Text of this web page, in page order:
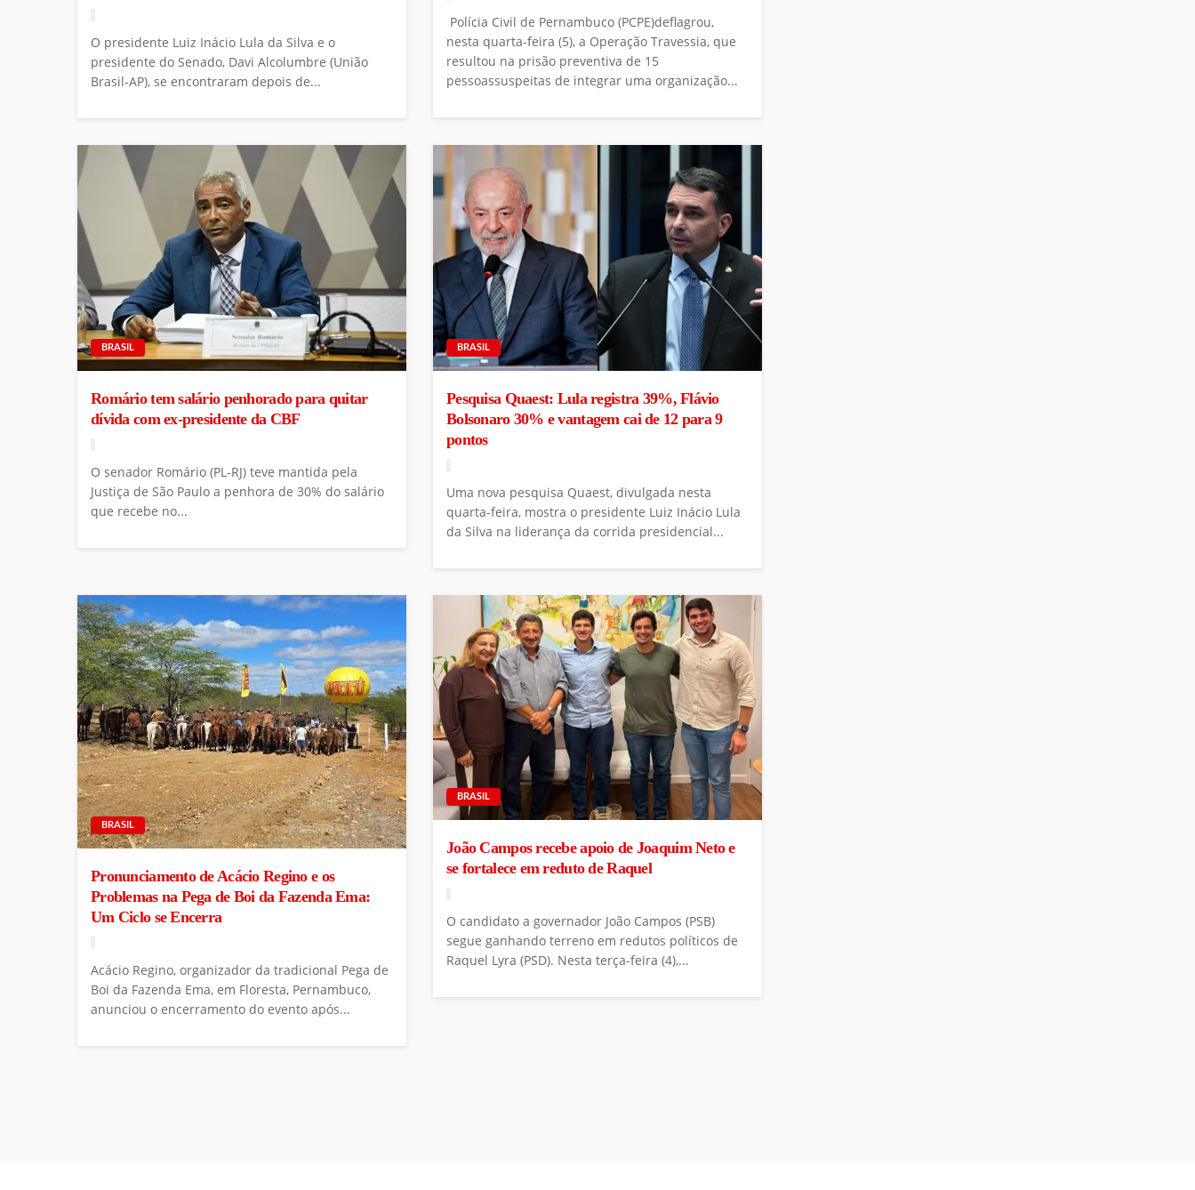
O presidente Luiz Inácio Lula da Silva e o
presidente do Senado, Davi Alcolumbre (União
Brasil-AP), se encontraram depois de...
Polícia Civil de Pernambuco (PCPE)deflagrou,
nesta quarta-feira (5), a Operação Travessia, que
resultou na prisão preventiva de 15
pessoassuspeitas de integrar uma organização...
BRASIL
Romário tem salário penhorado para quitar
dívida com ex-presidente da CBF
O senador Romário (PL-RJ) teve mantida pela
Justiça de São Paulo a penhora de 30% do salário
que recebe no...
BRASIL
Pesquisa Quaest: Lula registra 39%, Flávio
Bolsonaro 30% e vantagem cai de 12 para 9
pontos
Uma nova pesquisa Quaest, divulgada nesta
quarta-feira, mostra o presidente Luiz Inácio Lula
da Silva na liderança da corrida presidencial...
BRASIL
Pronunciamento de Acácio Regino e os
Problemas na Pega de Boi da Fazenda Ema:
Um Ciclo se Encerra
Acácio Regino, organizador da tradicional Pega de
Boi da Fazenda Ema, em Floresta, Pernambuco,
anunciou o encerramento do evento após...
BRASIL
João Campos recebe apoio de Joaquim Neto e
se fortalece em reduto de Raquel
O candidato a governador João Campos (PSB)
segue ganhando terreno em redutos políticos de
Raquel Lyra (PSD). Nesta terça-feira (4),...